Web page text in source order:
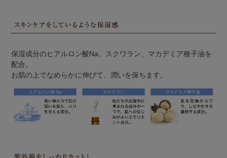
保湿成分のヒアルロン酸Na、スクワラン、マカデミア種子油を
配合。
お肌の上でなめらかに伸びて、潤いを保ちます。